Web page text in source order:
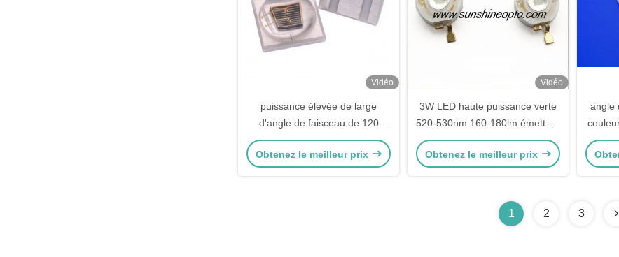
Vidéo
puissance élevée de large
d'angle de faisceau de 120
degrés LED UV avec le substrat
de cuivre
Obtenez le meilleur prix
Vidéo
3W LED haute puissance verte
520-530nm 160-180lm émetteur
LED haute luminosité pour
l'éclairage de scène
Obtenez le meilleur prix
angle
LED
1 2 3